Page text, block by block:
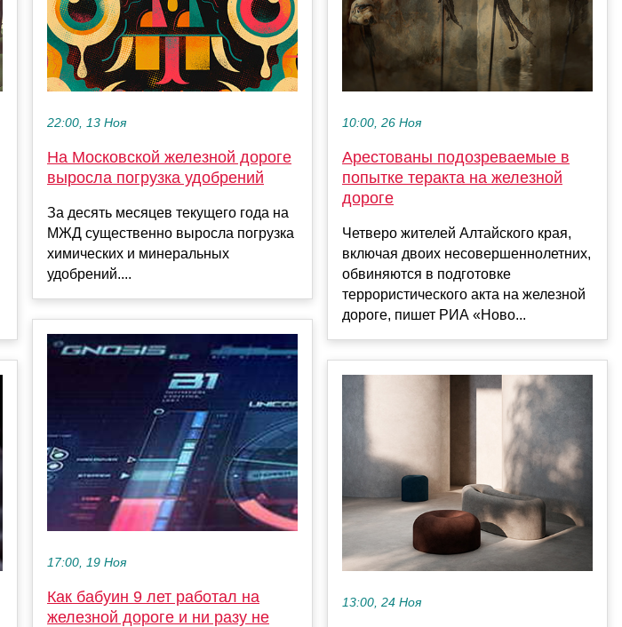
22:00, 13 Ноя
На Московской железной дороге
выросла погрузка удобрений
За десять месяцев текущего года на
МЖД существенно выросла погрузка
химических и минеральных
удобрений....
17:00, 19 Ноя
Как бабуин 9 лет работал на
железной дороге и ни разу не
10:00, 26 Ноя
Арестованы подозреваемые в
попытке теракта на железной
дороге
Четверо жителей Алтайского края,
включая двоих несовершеннолетних,
обвиняются в подготовке
террористического акта на железной
дороге, пишет РИА «Ново...
13:00, 24 Ноя